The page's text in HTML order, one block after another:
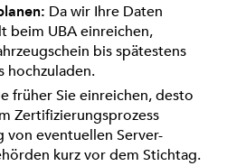
Da wir Ihre Daten
beim UBA einreichen,
bis spätestens
hochzuladen.
früher Sie einreichen, desto
Zertifizierungsprozess
von eventuellen Server-
kurz vor dem Stichtag.